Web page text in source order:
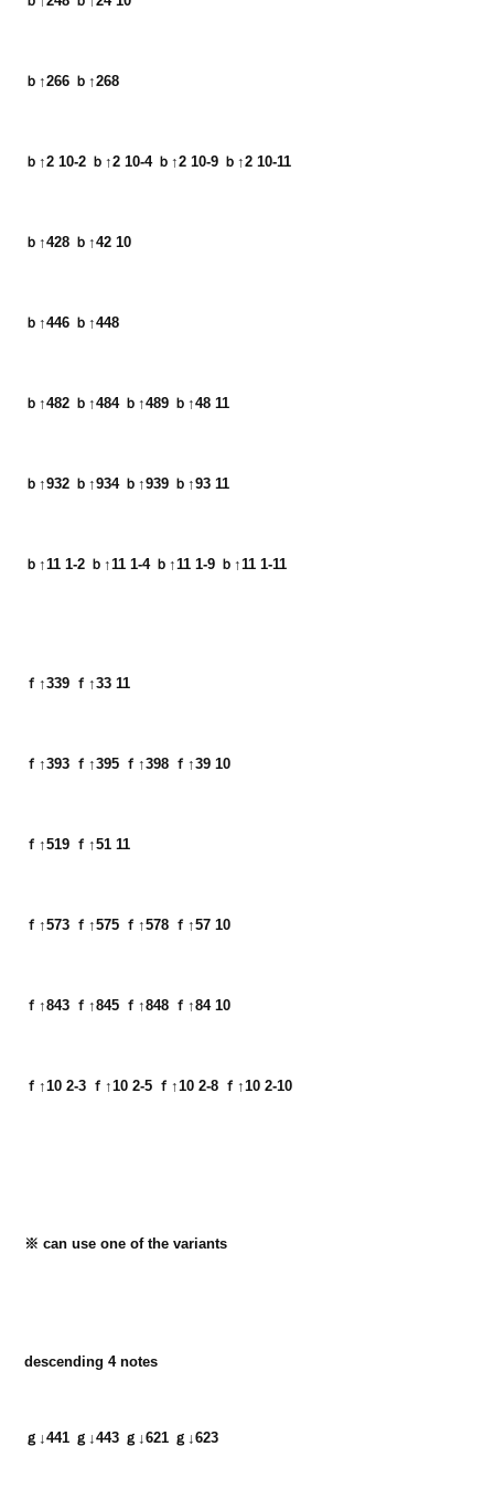
ｂ↑266 ｂ↑268
ｂ↑2 10-2 ｂ↑2 10-4 ｂ↑2 10-9 ｂ↑2 10-11
ｂ↑428 ｂ↑42 10
ｂ↑446 ｂ↑448
ｂ↑482 ｂ↑484 ｂ↑489 ｂ↑48 11
ｂ↑932 ｂ↑934 ｂ↑939 ｂ↑93 11
ｂ↑11 1-2 ｂ↑11 1-4 ｂ↑11 1-9 ｂ↑11 1-11
ｆ↑339 ｆ↑33 11
ｆ↑393 ｆ↑395 ｆ↑398 ｆ↑39 10
ｆ↑519 ｆ↑51 11
ｆ↑573 ｆ↑575 ｆ↑578 ｆ↑57 10
ｆ↑843 ｆ↑845 ｆ↑848 ｆ↑84 10
ｆ↑10 2-3 ｆ↑10 2-5 ｆ↑10 2-8 ｆ↑10 2-10
※ can use one of the variants
descending 4 notes
ｇ↓441 ｇ↓443 ｇ↓621 ｇ↓623